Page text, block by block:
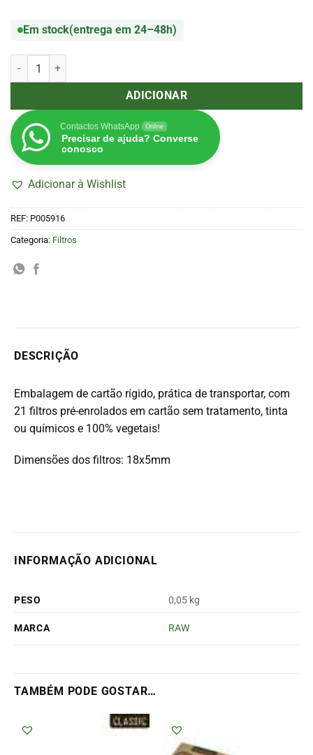
Em stock(entrega em 24–48h)
Quantidade de Filtros RAW Pré-Enrolados
ADICIONAR
Contactos WhatsApp Online
Precisar de ajuda? Converse
conosco
Adicionar à Wishlist
REF: P005916
Categoria: Filtros
DESCRIÇÃO
Embalagem de cartão rígido, prática de transportar, com
21 filtros pré-enrolados em cartão sem tratamento, tinta
ou químicos e 100% vegetais!
Dimensões dos filtros: 18x5mm
INFORMAÇÃO ADICIONAL
PESO 0,05 kg
MARCA RAW
TAMBÉM PODE GOSTAR…